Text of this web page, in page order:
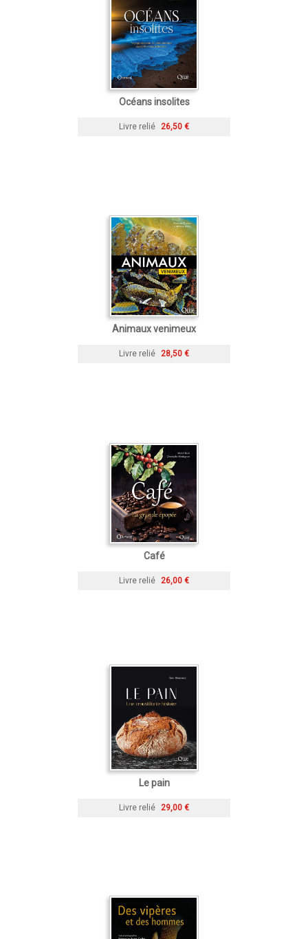
Océans insolites
Livre relié 26,50 €
Animaux venimeux
Livre relié 28,50 €
Café
Livre relié 26,00 €
Le pain
Livre relié 29,00 €